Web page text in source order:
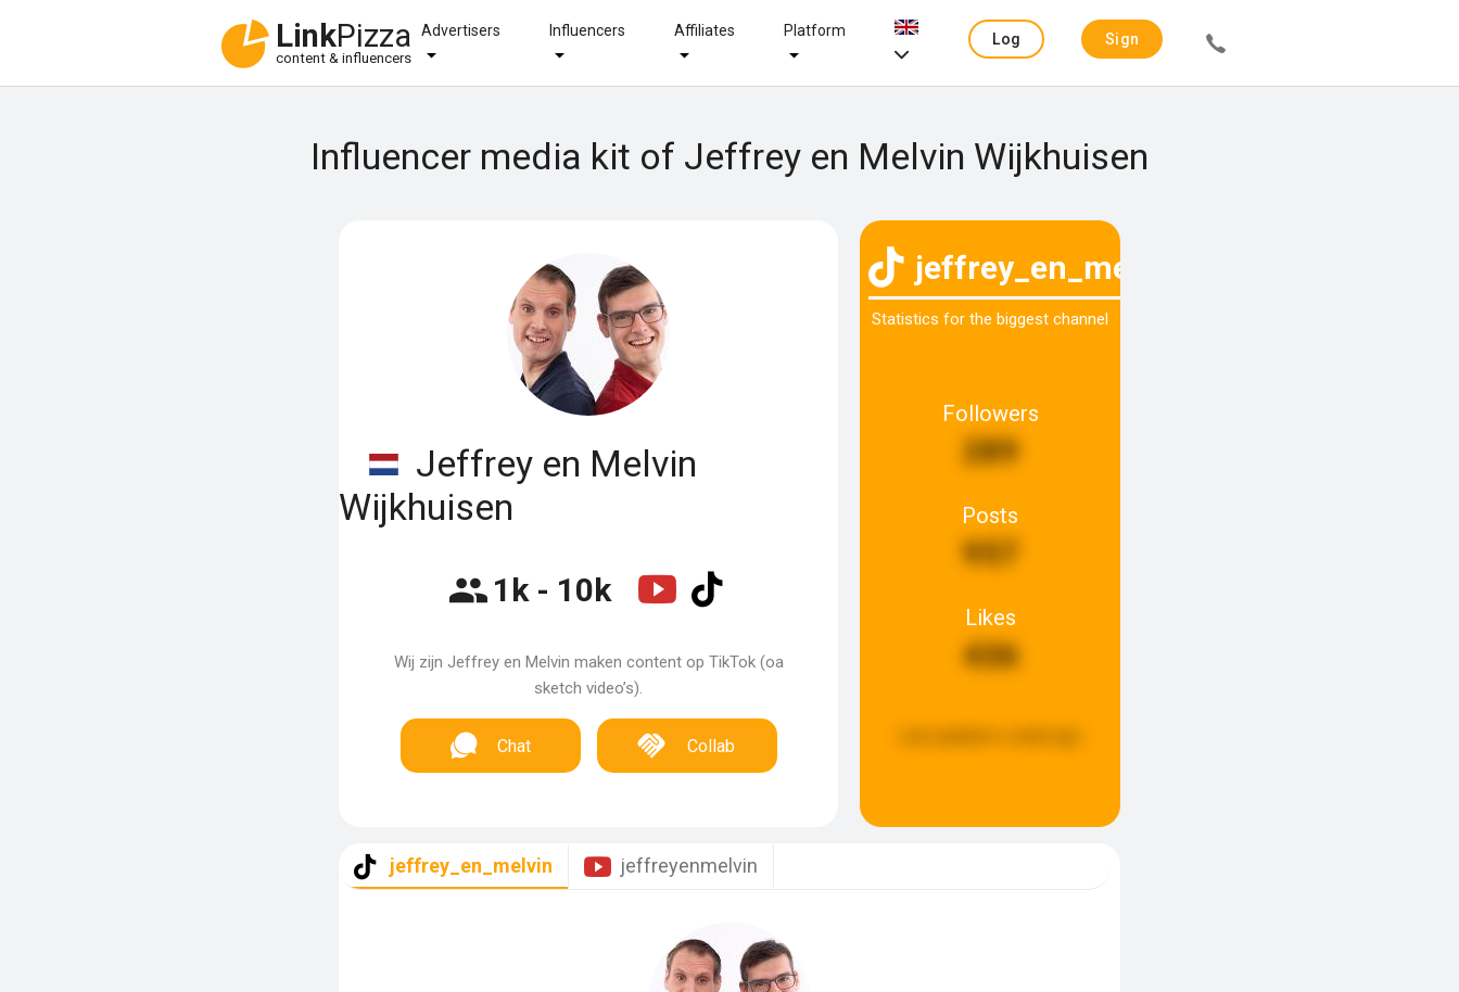
LinkPizza
content & influencers
Advertisers Influencers Affiliates Platform
Log
Sign
Influencer media kit of Jeffrey en Melvin Wijkhuisen
Jeffrey en Melvin
Wijkhuisen
1k - 10k
Wij zijn Jeffrey en Melvin maken content op TikTok (oa
sketch video’s).
Chat Collab
jeffrey_en_melvin
Statistics for the biggest channel
Followers
289
Posts
957
Likes
436
jeffrey_en_melvin jeffreyenmelvin